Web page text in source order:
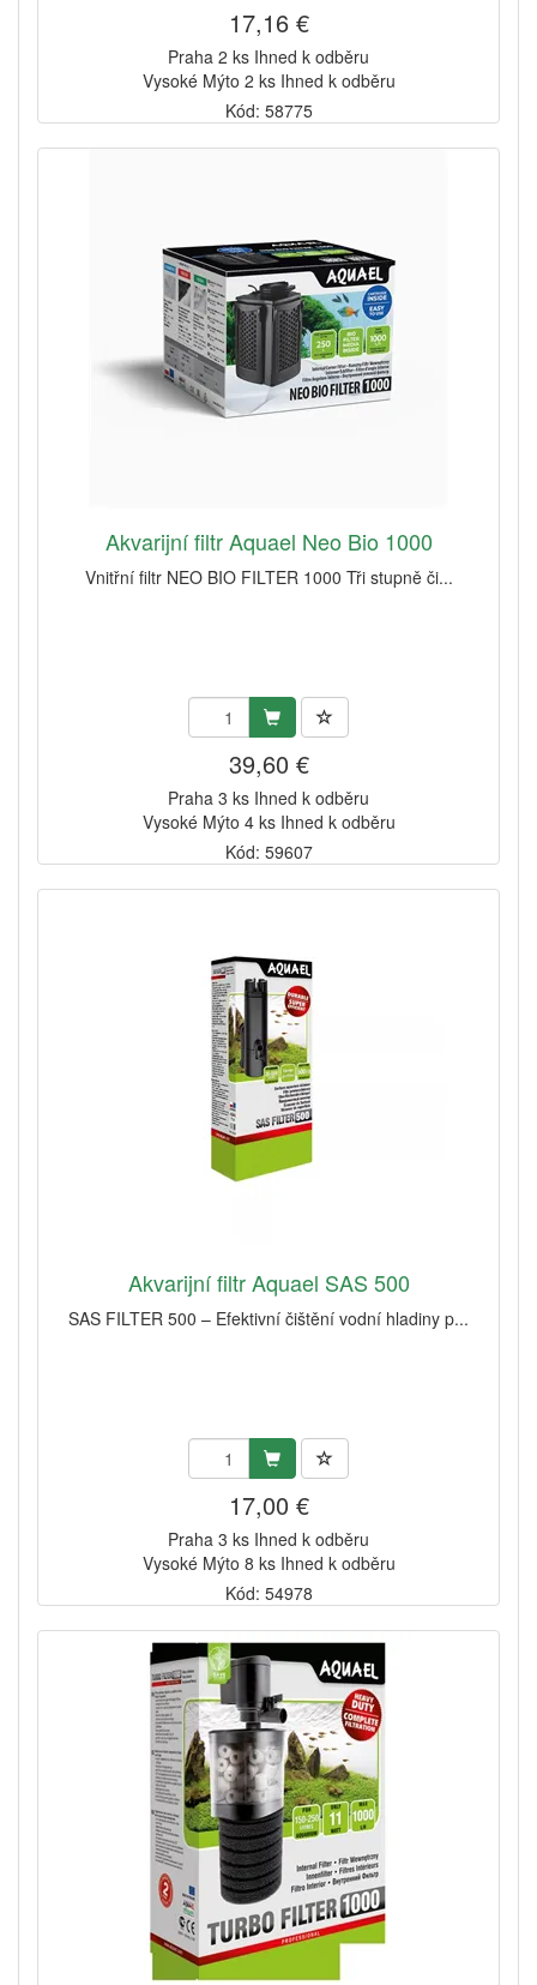
17,16 €
Praha 2 ks Ihned k odběru
Vysoké Mýto 2 ks Ihned k odběru
Kód: 58775
Akvarijní filtr Aquael Neo Bio 1000
Vnitřní filtr NEO BIO FILTER 1000 Tři stupně či...
39,60 €
Praha 3 ks Ihned k odběru
Vysoké Mýto 4 ks Ihned k odběru
Kód: 59607
Akvarijní filtr Aquael SAS 500
SAS FILTER 500 – Efektivní čištění vodní hladiny p...
17,00 €
Praha 3 ks Ihned k odběru
Vysoké Mýto 8 ks Ihned k odběru
Kód: 54978